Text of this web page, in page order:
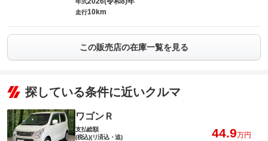
走行10km
この販売店の在庫一覧を見る
探している条件に近いクルマ
ワゴンＲ
支払総額
(税込)(リ済込・追)
44.9万円